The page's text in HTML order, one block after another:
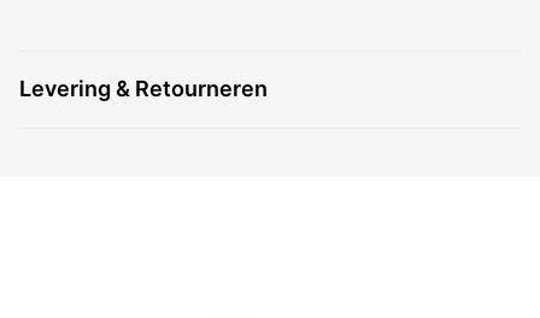
Levering & Retourneren